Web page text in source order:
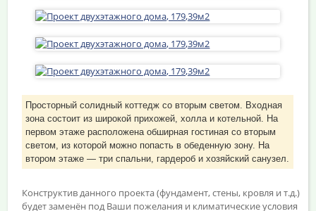
Просторный солидный коттедж со вторым светом. Входная
зона состоит из широкой прихожей, холла и котельной. На
первом этаже расположена обширная гостиная со вторым
светом, из которой можно попасть в обеденную зону. На
втором этаже — три спальни, гардероб и хозяйский санузел.
Конструктив данного проекта (фундамент, стены, кровля и т.д.)
будет заменён под Ваши пожелания и климатические условия